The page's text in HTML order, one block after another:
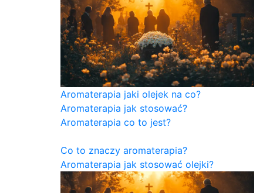
Aromaterapia jaki olejek na co?
Aromaterapia jak stosować?
Aromaterapia co to jest?
Co to znaczy aromaterapia?
Aromaterapia jak stosować olejki?